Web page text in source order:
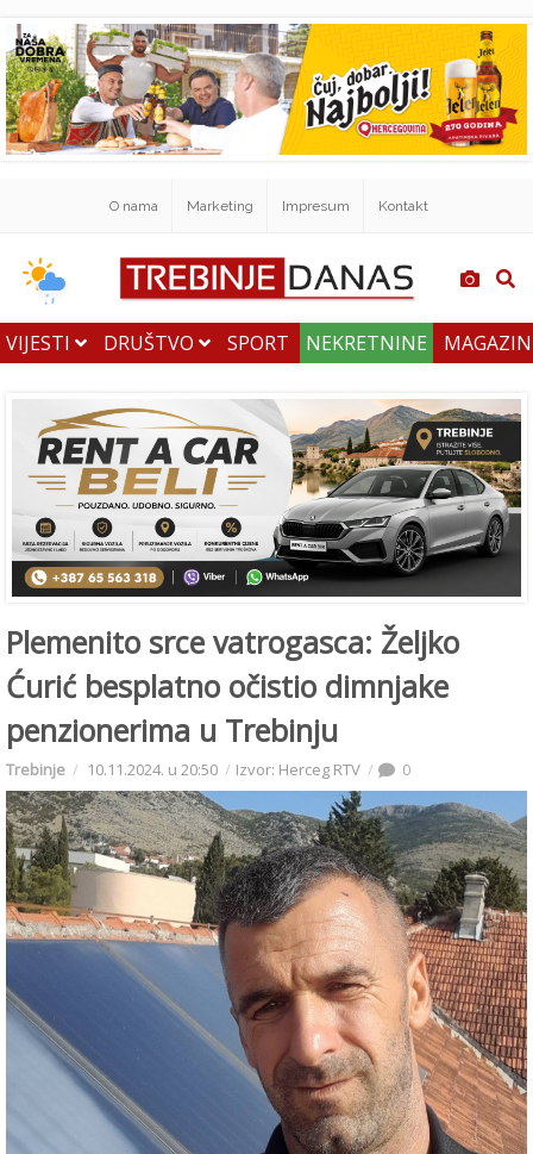
O nama Marketing Impresum Kontakt
VIJESTI DRUŠTVO SPORT NEKRETNINE
Plemenito srce vatrogasca: Željko
Ćurić besplatno očistio dimnjake
penzionerima u Trebinju
Trebinje 10.11.2024. u 20:50 Izvor: Herceg RTV 0